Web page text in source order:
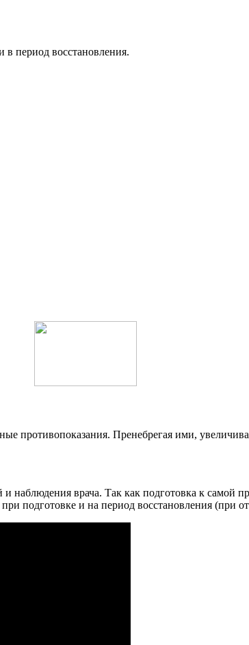
в период восстановления.
противопоказания. Пренебрегая ими,
врача. Так как подготовка к самой
подготовке и на период восстановления (при